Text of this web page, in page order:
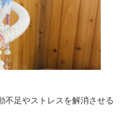
不足やストレスを解消させる